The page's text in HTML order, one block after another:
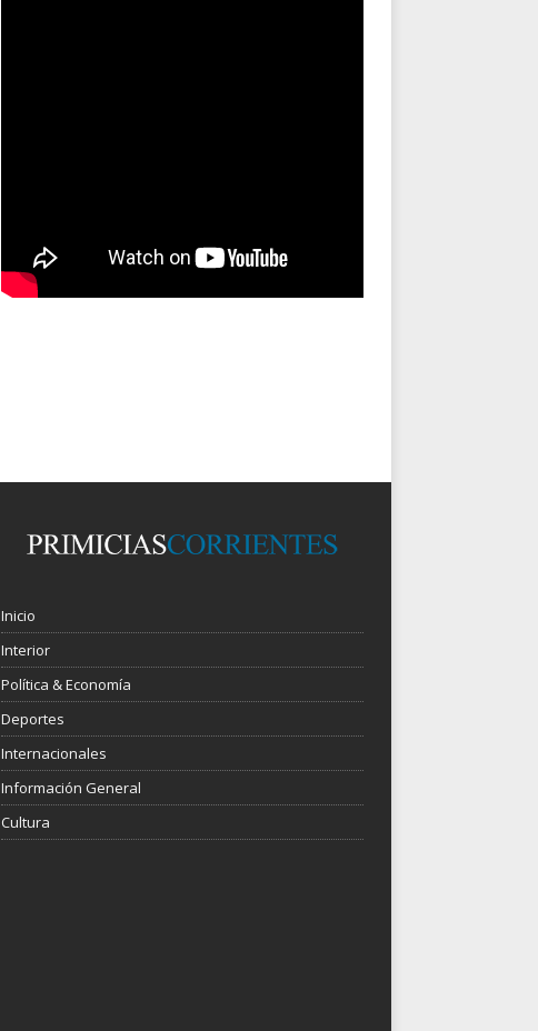
Inicio
Interior
Política & Economía
Deportes
Internacionales
Información General
Cultura